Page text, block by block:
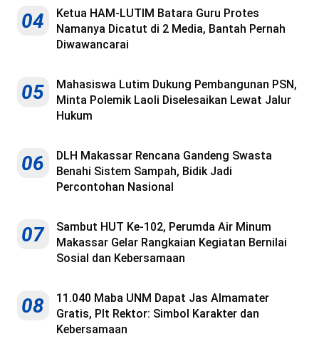
04
Ketua HAM-LUTIM Batara Guru Protes
Namanya Dicatut di 2 Media, Bantah Pernah
Diwawancarai
05
Mahasiswa Lutim Dukung Pembangunan PSN,
Minta Polemik Laoli Diselesaikan Lewat Jalur
Hukum
06
DLH Makassar Rencana Gandeng Swasta
Benahi Sistem Sampah, Bidik Jadi
Percontohan Nasional
07
Sambut HUT Ke-102, Perumda Air Minum
Makassar Gelar Rangkaian Kegiatan Bernilai
Sosial dan Kebersamaan
08
11.040 Maba UNM Dapat Jas Almamater
Gratis, Plt Rektor: Simbol Karakter dan
Kebersamaan